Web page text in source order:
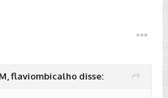
flaviombicalho disse: